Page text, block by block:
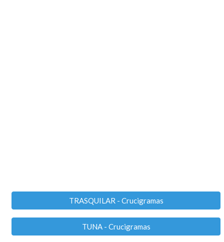
TRASQUILAR - Crucigramas
TUNA - Crucigramas